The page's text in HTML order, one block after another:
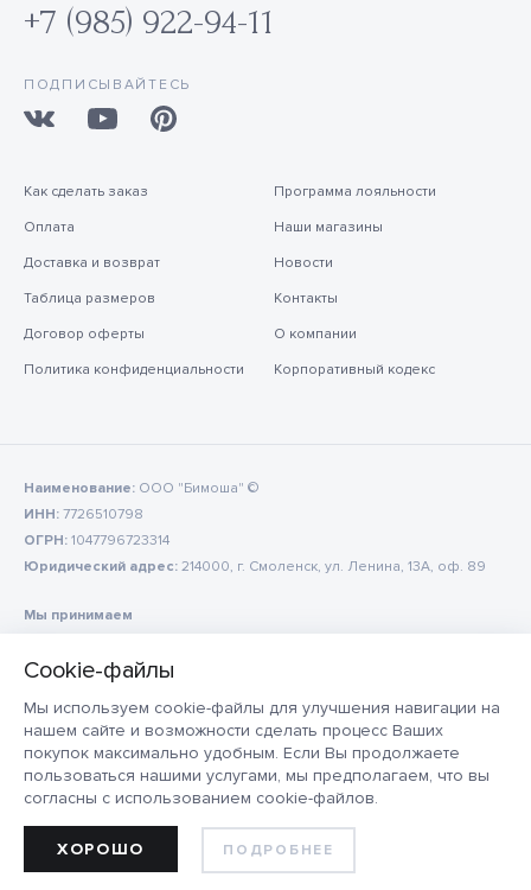
Мы используем cookie-файлы для улучшения навигации на
нашем сайте и возможности сделать процесс Ваших
покупок максимально удобным. Если Вы продолжаете
пользоваться нашими услугами, мы предполагаем, что вы
согласны с использованием cookie-файлов.
ПОДРОБНЕЕ
ХОРОШО
+7 (985) 922-94-11
ПОДПИСЫВАЙТЕСЬ
Как сделать заказ
Оплата
Доставка и возврат
Таблица размеров
Договор оферты
Политика конфиденциальности
Программа лояльности
Наши магазины
Новости
Контакты
О компании
Корпоративный кодекс
Наименование: ООО "Бимоша" ©
ИНН: 7726510798
ОГРН: 1047796723314
Юридический адрес: 214000, г. Смоленск, ул. Ленина, 13А, оф. 89
Мы принимаем